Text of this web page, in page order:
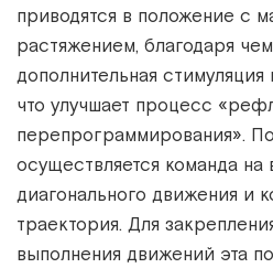
приводятся в положение с
растяжением, благодаря
дополнительная
что улучшает процесс
перепрограммирования».
осуществляется команда на
диагонального движения и
траектория. Для
выполнения движений эта